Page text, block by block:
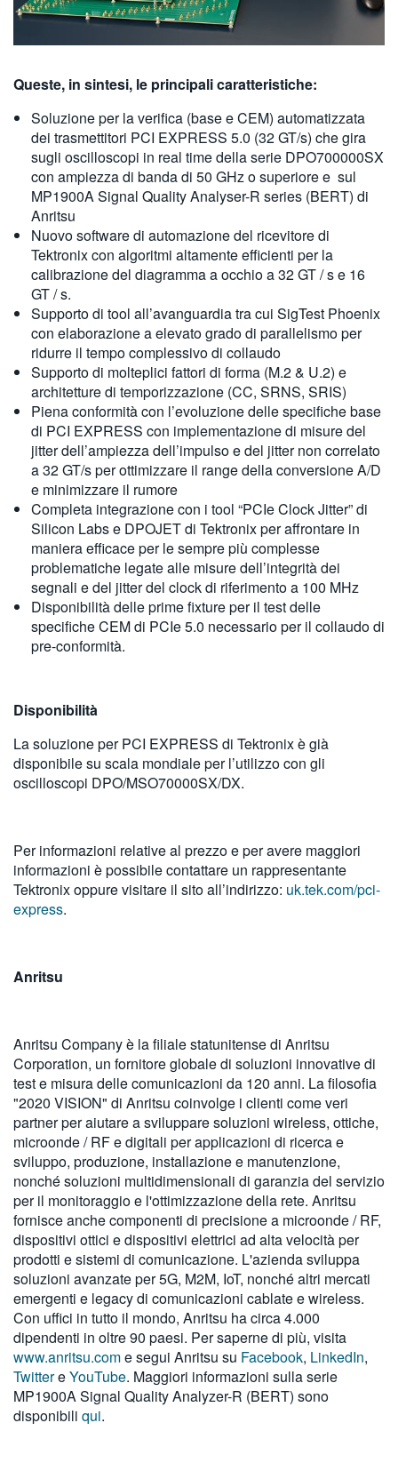
Queste, in sintesi, le principali caratteristiche:
Soluzione per la verifica (base e CEM) automatizzata
dei trasmettitori PCI EXPRESS 5.0 (32 GT/s) che gira
sugli oscilloscopi in real time della serie DPO700000SX
con ampiezza di banda di 50 GHz o superiore e sul
MP1900A Signal Quality Analyser-R series (BERT) di
Anritsu
Nuovo software di automazione del ricevitore di
Tektronix con algoritmi altamente efficienti per la
calibrazione del diagramma a occhio a 32 GT / s e 16
GT / s.
Supporto di tool all’avanguardia tra cui SigTest Phoenix
con elaborazione a elevato grado di parallelismo per
ridurre il tempo complessivo di collaudo
Supporto di molteplici fattori di forma (M.2 & U.2) e
architetture di temporizzazione (CC, SRNS, SRIS)
Piena conformità con l’evoluzione delle specifiche base
di PCI EXPRESS con implementazione di misure del
jitter dell’ampiezza dell’impulso e del jitter non correlato
a 32 GT/s per ottimizzare il range della conversione A/D
e minimizzare il rumore
Completa integrazione con i tool “PCIe Clock Jitter” di
Silicon Labs e DPOJET di Tektronix per affrontare in
maniera efficace per le sempre più complesse
problematiche legate alle misure dell’integrità dei
segnali e del jitter del clock di riferimento a 100 MHz
Disponibilità delle prime fixture per il test delle
specifiche CEM di PCIe 5.0 necessario per il collaudo di
pre-conformità.
Disponibilità
La soluzione per PCI EXPRESS di Tektronix è già
disponibile su scala mondiale per l’utilizzo con gli
oscilloscopi DPO/MSO70000SX/DX.
Per informazioni relative al prezzo e per avere maggiori
informazioni è possibile contattare un rappresentante
Tektronix oppure visitare il sito all’indirizzo: uk.tek.com/pci-
express.
Anritsu
Anritsu Company è la filiale statunitense di Anritsu
Corporation, un fornitore globale di soluzioni innovative di
test e misura delle comunicazioni da 120 anni. La filosofia
"2020 VISION" di Anritsu coinvolge i clienti come veri
partner per aiutare a sviluppare soluzioni wireless, ottiche,
microonde / RF e digitali per applicazioni di ricerca e
sviluppo, produzione, installazione e manutenzione,
nonché soluzioni multidimensionali di garanzia del servizio
per il monitoraggio e l'ottimizzazione della rete. Anritsu
fornisce anche componenti di precisione a microonde / RF,
dispositivi ottici e dispositivi elettrici ad alta velocità per
prodotti e sistemi di comunicazione. L'azienda sviluppa
soluzioni avanzate per 5G, M2M, IoT, nonché altri mercati
emergenti e legacy di comunicazioni cablate e wireless.
Con uffici in tutto il mondo, Anritsu ha circa 4.000
dipendenti in oltre 90 paesi. Per saperne di più, visita
www.anritsu.come segui Anritsu su Facebook, LinkedIn,
TwittereYouTube. Maggiori informazioni sulla serie
MP1900A Signal Quality Analyzer-R (BERT) sono
disponibili qui.